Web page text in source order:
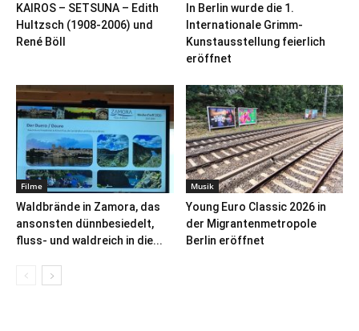
KAIROS – SETSUNA – Edith
Hultzsch (1908-2006) und
René Böll
In Berlin wurde die 1.
Internationale Grimm-
Kunstausstellung feierlich
eröffnet
Filme
Waldbrände in Zamora, das
ansonsten dünnbesiedelt,
fluss- und waldreich in die...
Musik
Young Euro Classic 2026 in
der Migrantenmetropole
Berlin eröffnet